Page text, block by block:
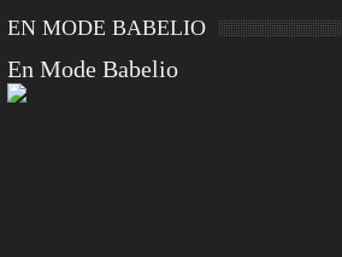
EN MODE BABELIO
En Mode Babelio